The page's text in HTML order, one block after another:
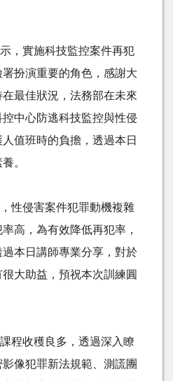
實施科技監控案件再犯
扮演重要的角色，感謝大
最佳狀況，法務部在未來
中心防逃科技監控與性侵
值班時的負擔，透過本日
。
侵害案件犯罪動機複雜
高，為有效降低再犯率，
本日講師專業分享，對於
大助益，預祝本次訓練圓
收穫良多，透過深入瞭
像犯罪新法規範、測謊團